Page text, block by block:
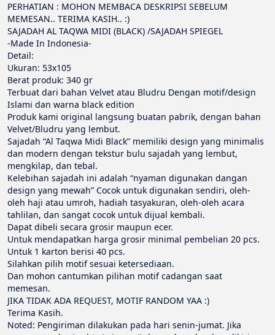
PERHATIAN : MOHON MEMBACA DESKRIPSI SEBELUM
MEMESAN.. TERIMA KASIH.. :)
SAJADAH AL TAQWA MIDI (BLACK) /SAJADAH SPIEGEL
-Made In Indonesia-
Detail:
Ukuran: 53x105
Berat produk: 340 gr
Terbuat dari bahan Velvet atau Bludru Dengan motif/design
Islami dan warna black edition
Produk kami original langsung buatan pabrik, dengan bahan
Velvet/Bludru yang lembut.
Sajadah “Al Taqwa Midi Black” memiliki design yang minimalis
dan modern dengan tekstur bulu sajadah yang lembut,
mengkilap, dan tebal.
Kelebihan sajadah ini adalah “nyaman digunakan dangan
design yang mewah” Cocok untuk digunakan sendiri, oleh-
oleh haji atau umroh, hadiah tasyakuran, oleh-oleh acara
tahlilan, dan sangat cocok untuk dijual kembali.
Dapat dibeli secara grosir maupun ecer.
Untuk mendapatkan harga grosir minimal pembelian 20 pcs.
Untuk 1 karton berisi 40 pcs.
Silahkan pilih motif sesuai ketersediaan.
Dan mohon cantumkan pilihan motif cadangan saat
memesan.
JIKA TIDAK ADA REQUEST, MOTIF RANDOM YAA :)
Terima Kasih.
Noted: Pengiriman dilakukan pada hari senin-jumat. Jika